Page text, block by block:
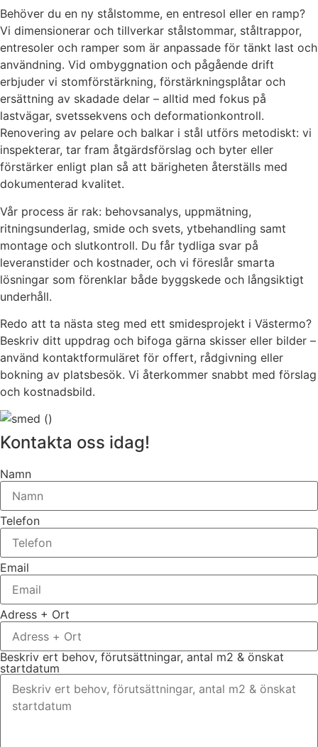
Behöver du en ny stålstomme, en entresol eller en ramp?
Vi dimensionerar och tillverkar stålstommar, ståltrappor,
entresoler och ramper som är anpassade för tänkt last och
användning. Vid ombyggnation och pågående drift
erbjuder vi stomförstärkning, förstärkningsplåtar och
ersättning av skadade delar – alltid med fokus på
lastvägar, svetssekvens och deformationkontroll.
Renovering av pelare och balkar i stål utförs metodiskt: vi
inspekterar, tar fram åtgärdsförslag och byter eller
förstärker enligt plan så att bärigheten återställs med
dokumenterad kvalitet.
Vår process är rak: behovsanalys, uppmätning,
ritningsunderlag, smide och svets, ytbehandling samt
montage och slutkontroll. Du får tydliga svar på
leveranstider och kostnader, och vi föreslår smarta
lösningar som förenklar både byggskede och långsiktigt
underhåll.
Redo att ta nästa steg med ett smidesprojekt i Västermo?
Beskriv ditt uppdrag och bifoga gärna skisser eller bilder –
använd kontaktformuläret för offert, rådgivning eller
bokning av platsbesök. Vi återkommer snabbt med förslag
och kostnadsbild.
Kontakta oss idag!
Namn
Telefon
Email
Adress + Ort
Beskriv ert behov, förutsättningar, antal m2 & önskat
startdatum